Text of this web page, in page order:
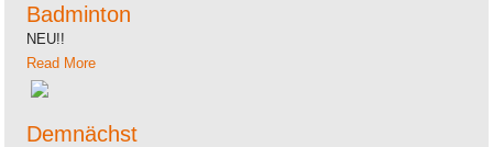
Badminton
NEU!!
Read More
Demnächst